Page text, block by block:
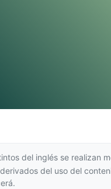
del inglés se realizan
del uso del